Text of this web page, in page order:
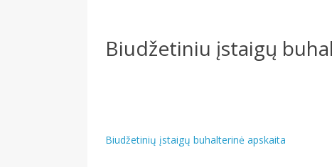
Biudžetiniu įstaigų
Navigacija
Biudžetinių įstaigų buhalterinė apskaita